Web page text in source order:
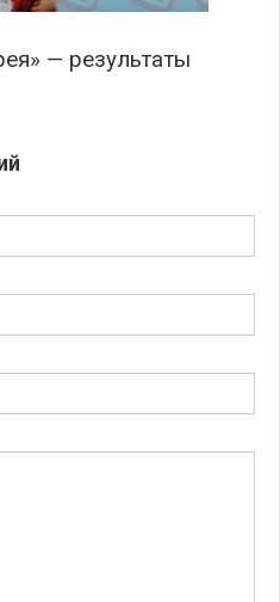
— результаты